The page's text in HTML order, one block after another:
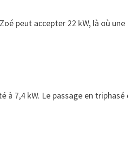
peut accepter 22 kW, là où
7,4 kW. Le passage en